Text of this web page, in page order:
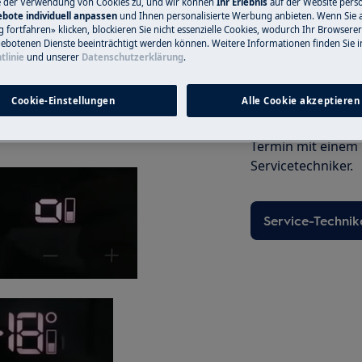
auf ein Problem mit dem
kann je nach Modell vom
Haben Sie ein
Termin mit
Servicetechniker.
Service-
individuell anpassen und Ihnen personalisierte Werbung anbieten. Wenn Sie
fortfahren» klicken, blockieren Sie nicht essenzielle Cookies, wodurch Ihr
Dienste beeinträchtigt werden können. Weitere Informationen finden Sie
und unserer Datenschutzerklärung.
Cookie-Einstellungen Alle Cookie akzeptieren